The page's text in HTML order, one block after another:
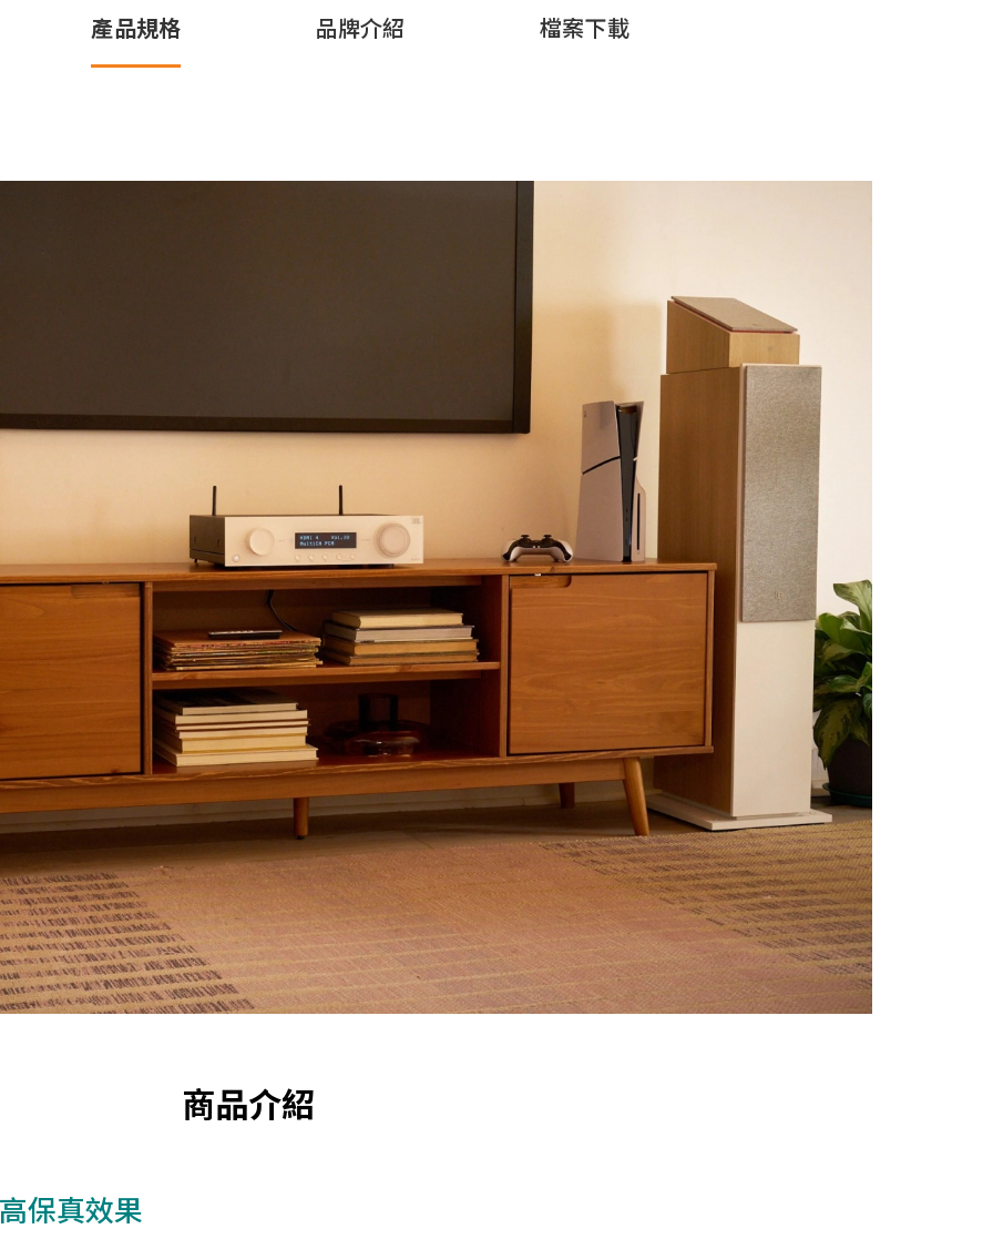
產品規格 品牌介紹 檔案下載
商品介紹
保真效果